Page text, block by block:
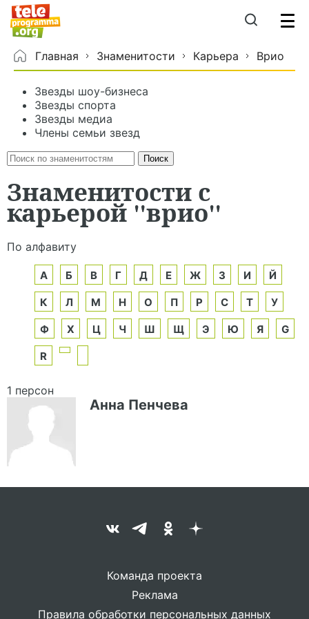
Главная Знаменитости Карьера Врио
Звезды шоу-бизнеса
Звезды спорта
Звезды медиа
Члены семьи звезд
Знаменитости с
карьерой "врио"
По алфавиту
А Б В Г Д Е Ж З И Й
К Л М Н О П Р С Т У
Ф Х Ц Ч Ш Щ Э Ю Я G
R
1 персон
Анна Пенчева
Команда проекта
Реклама
Правила обработки персональных данных